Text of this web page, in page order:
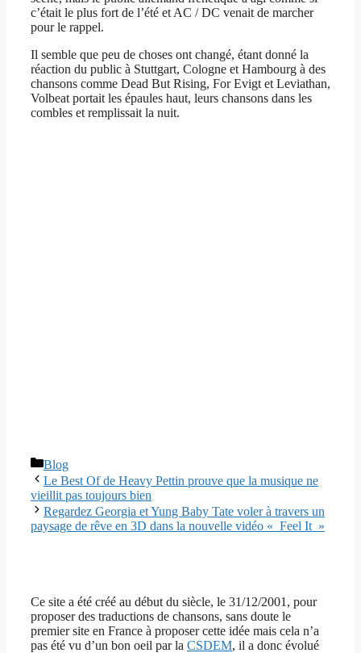
c’était le plus fort de l’été et AC / DC venait de marcher
pour le rappel.
Il semble que peu de choses ont changé, étant donné la
réaction du public à Stuttgart, Cologne et Hambourg à des
chansons comme Dead But Rising, For Evigt et Leviathan,
Volbeat portait les épaules haut, leurs chansons dans les
combles et remplissait la nuit.
Catégories
Blog
Le Best Of de Heavy Pettin prouve que la musique ne
vieillit pas toujours bien
Regardez Georgia et Yung Baby Tate voler à travers un
paysage de rêve en 3D dans la nouvelle vidéo « Feel It »
Ce site a été créé au début du siècle, le 31/12/2001, pour
proposer des traductions de chansons, sans doute le
premier site en France à proposer cette idée mais cela n’a
pas été vu d’un bon oeil par la CSDEM, il a donc évolué